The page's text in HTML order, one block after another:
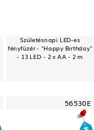
Születésnapi LED-es
fényfüzér - "Happy Birthday"
- 13 LED - 2 x AA - 2 m
56530E